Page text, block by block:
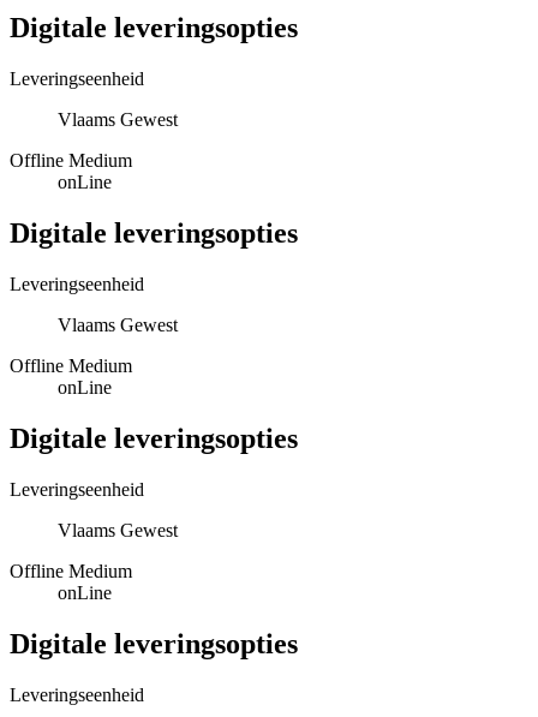
Digitale leveringsopties
Leveringseenheid
Vlaams Gewest
Offline Medium
onLine
Digitale leveringsopties
Leveringseenheid
Vlaams Gewest
Offline Medium
onLine
Digitale leveringsopties
Leveringseenheid
Vlaams Gewest
Offline Medium
onLine
Digitale leveringsopties
Leveringseenheid